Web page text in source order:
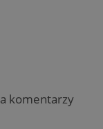
komentarzy